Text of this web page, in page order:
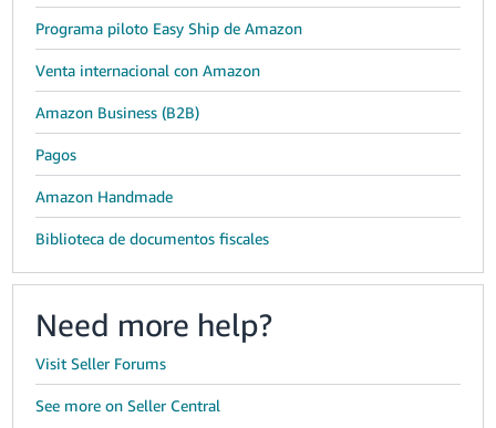
Programa piloto Easy Ship de Amazon
Venta internacional con Amazon
Amazon Business (B2B)
Pagos
Amazon Handmade
Biblioteca de documentos fiscales
Need more help?
Visit Seller Forums
See more on Seller Central